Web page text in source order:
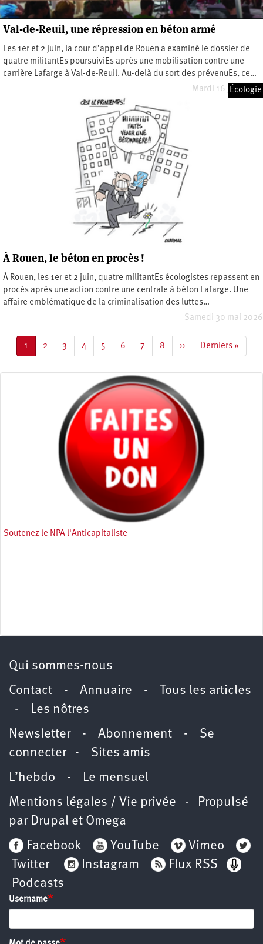
Val-de-Reuil, une répression en béton armé
Les 1er et 2 juin, la cour d’appel de Rouen a examiné le dossier de
quatre militantEs poursuiviEs après une mobilisation contre une
carrière Lafarge à Val-de-Reuil. Au-delà du sort des prévenuEs, ce…
Mardi 16 juin 2026
Écologie
À Rouen, le béton en procès !
À Rouen, les 1er et 2 juin, quatre militantEs écologistes repassent en
procès après une action contre une centrale à béton Lafarge. Une
affaire emblématique de la criminalisation des luttes…
Samedi 30 mai 2026
Page
courante
1 Page
2 Page
3 Page
4 Page
5 Page
6 Page
7 Page
8
Page
suivante
››
Dernière
page
Derniers »
Soutenez le NPA l'Anticapitaliste
Qui sommes-nous
Contact - Annuaire - Tous les articles
-
Les nôtres
Newsletter- Abonnement - Se
connecter- Sites amis
L’hebdo -
Le mensuel
Mentions légales / Vie privée - Propulsé
par Drupal et Omega
Facebook
YouTube
Vimeo
Twitter
Instagram
Flux RSS
Podcasts
Username